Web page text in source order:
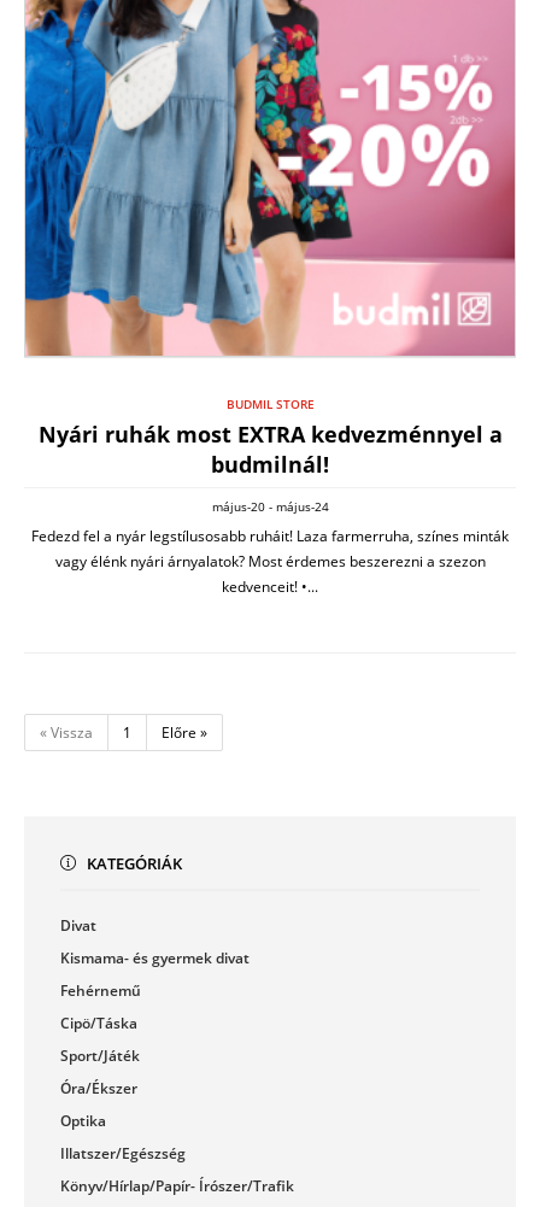
BUDMIL STORE
Nyári ruhák most EXTRA kedvezménnyel a
budmilnál!
május-20 - május-24
Fedezd fel a nyár legstílusosabb ruháit! Laza farmerruha, színes minták
vagy élénk nyári árnyalatok? Most érdemes beszerezni a szezon
kedvenceit! •...
« Vissza 1 Előre »
KATEGÓRIÁK
Divat
Kismama- és gyermek divat
Fehérnemű
Cipö/Táska
Sport/Játék
Óra/Ékszer
Optika
Illatszer/Egészség
Könyv/Hírlap/Papír- Írószer/Trafik